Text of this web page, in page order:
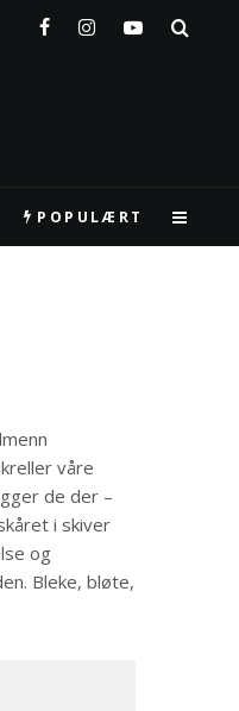
POPULÆRT
våre
de der –
i skiver
og
Bleke, bløte,